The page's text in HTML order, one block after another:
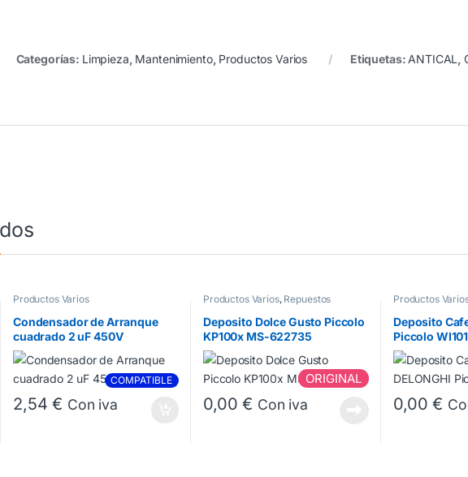
Categorías: Limpieza, Mantenimiento, Productos Varios Etiquetas: ANTICAL,
Productos Varios
Condensador de Arranque
cuadrado 2 uF 450V
COMPATIBLE
2,54€ Con iva
Productos Varios, Repuestos
Cafeteras Dolce Gusto
Deposito Dolce Gusto Piccolo
KP100x MS-622735
ORIGINAL
0,00€ Con iva
Productos
Gusto
Deposito
Piccolo
0,00€